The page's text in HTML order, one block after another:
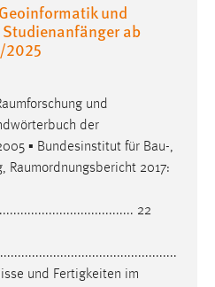
und
ab
2025
und
der
▪ Bundesinstitut für Bau-,
, Raumordnungsbericht 2017:
22
und Fertigkeiten im